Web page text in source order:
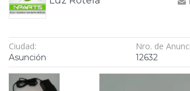
Ciudad:
Asunción
Nro. de
12632